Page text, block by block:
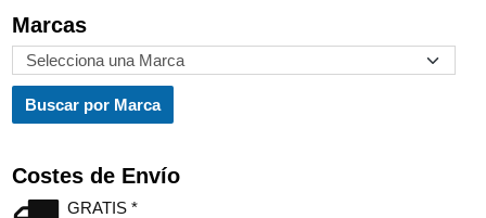
Marcas
Costes de Envío
GRATIS *